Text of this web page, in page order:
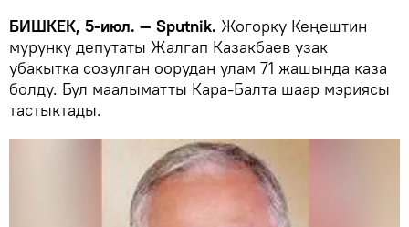
БИШКЕК, 5-июл. — Sputnik. Жогорку Кеңештин
мурунку депутаты Жалгап Казакбаев узак
убакытка созулган оорудан улам 71 жашында каза
болду. Бул маалыматты Кара-Балта шаар мэриясы
тастыктады.